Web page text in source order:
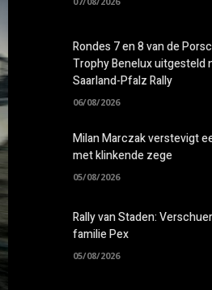
Rondes 7 en 8 van de
Trophy Benelux uitgesteld
Saarland-Pfalz Rally
06/08/2026
Milan Marczak verstevigt
met klinkende zege
05/08/2026
Rally van Staden:
familie Pex
05/08/2026